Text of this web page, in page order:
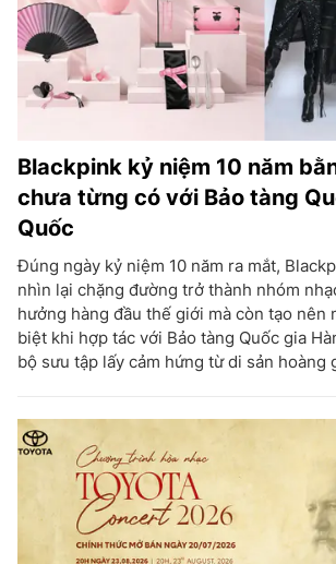
Blackpink kỷ niệm 10 năm
chưa từng có với Bảo tàng
Quốc
Đúng ngày kỷ niệm 10 năm ra mắt,
nhìn lại chặng đường trở thành nhóm
hưởng hàng đầu thế giới mà còn tạo nên
biệt khi hợp tác với Bảo tàng Quốc gia
bộ sưu tập lấy cảm hứng từ di sản hoàng